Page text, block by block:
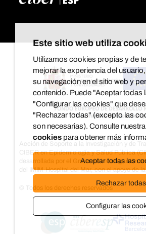
Acción de Soporte a la Investigación y de
CIBER en Epidemiología y Salud Pública
desarrollada por el Grupo de investigación
del IMIM-Hospital del Mar, con el apoyo de
© Todos los derechos reservados
Este sitio web utiliza
Utilizamos cookies propias y de
mejorar la experiencia del
su navegación en el sitio web y
contenido. Puede "Aceptar todas
"Configurar las cookies" que
"Rechazar todas" (excepto las
son necesarias). Consulte nuestra
cookies para obtener más
Aceptar todas las
Rechazar todas
Configurar las